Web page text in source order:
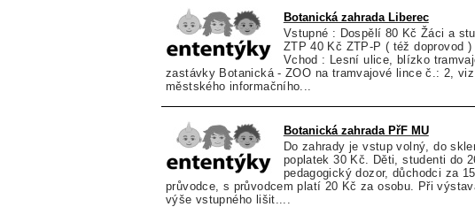
Botanická zahrada Liberec
Vstupné : Dospělí 80 Kč Žáci a
ZTP 40 Kč ZTP-P ( též doprovod )
Vchod : Lesní ulice, blízko
zastávky Botanická - ZOO na tramvajové lince č.: 2,
městského informačního...
Botanická zahrada PřF MU
Do zahrady je vstup volný, do
poplatek 30 Kč. Děti, studenti do
pedagogický dozor, důchodci za
průvodce, s průvodcem platí 20 Kč za osobu. Při
výše vstupného lišit....